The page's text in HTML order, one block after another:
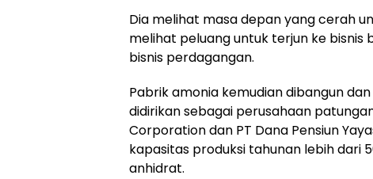
Dia melihat masa depan yang cerah
melihat peluang untuk terjun ke bisnis
bisnis perdagangan.
Pabrik amonia kemudian dibangun
didirikan sebagai perusahaan
Corporation dan PT Dana Pensiun
kapasitas produksi tahunan lebih dari
anhidrat.